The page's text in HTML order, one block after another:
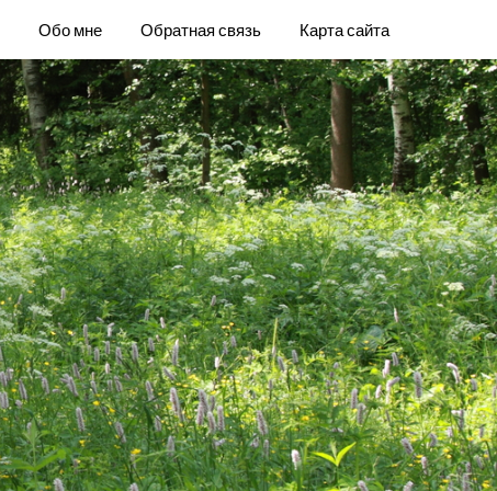
Обо мне Обратная связь Карта сайта